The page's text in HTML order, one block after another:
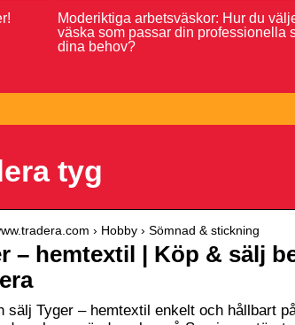
Moderiktiga arbetsväskor: Hur du
väska som passar din professionella
dina behov?
tyg
› Hobby › Sömnad & stickning
– hemtextil | Köp & sälj
sälj Tyger – hemtextil enkelt och hållbart